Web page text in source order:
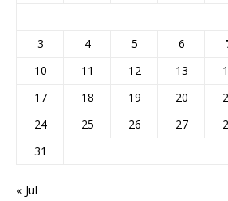
3
4 5 6
10
11 12 13
17
18 19 20
24
25 26 27
31
« Jul